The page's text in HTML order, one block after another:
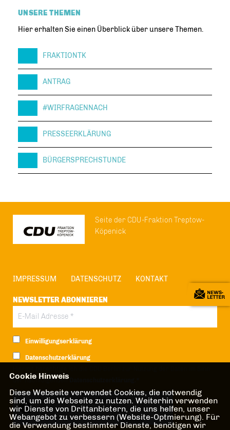
UNSERE THEMEN
Hier erhalten Sie einen Überblick über unsere Themen.
FRAKTIONTK
ANTRAG
#WIRFRAGENNACH
PRESSEERKLÄRUNG
BÜRGERSPRECHSTUNDE
Seite der CDU-Fraktion Treptow-
Köpenick
IMPRESSUM DATENSCHUTZ KONTAKT
NEWSLETTER ABONNIEREN
Einwilligungserklärung
Datenschutzerklärung
der nachfolgenden
Anti-Roboter-Verifizierung
Hier klicken
FriendlyCaptcha ⇗
Cookie Hinweis
Diese Webseite verwendet Cookies, die notwendig
sind, um die Webseite zu nutzen. Weiterhin verwenden
wir Dienste von Drittanbietern, die uns helfen, unser
Webangebot zu verbessern (Website-Optmierung). Für
die Verwendung bestimmter Dienste, benötigen wir